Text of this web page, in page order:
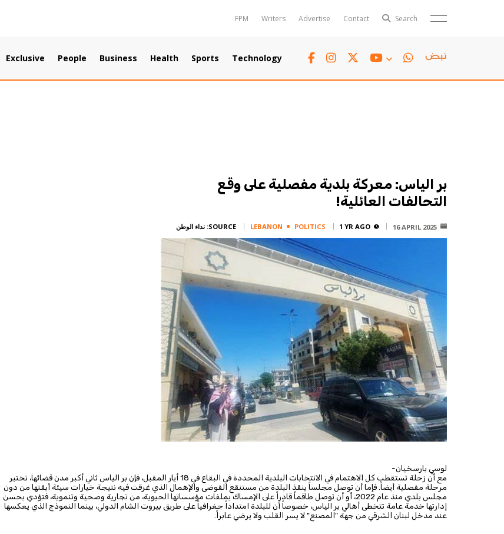
FPM Writers Advertise Contact Search
Polls
Exclusive People Business Health Sports Technology
TTV
بر الياس: معركة بلدية مفصلية على وقع
التحالفات العائلية!
16 APRIL 2025
1 YR AGO
LEBANON POLITICS
SOURCE: نداء الوطن
لوسي بارسخيان-
مع أن زحلة تستقطب كل الاهتمام في الانتخابات البلدية المحددة في البقاع في 18 أيار المقبل، فإن بر الياس ثاني أكبر مدن قضائها، تختبر
مرحلة مفصلية أيضاً. فإما أن توصل مجلساً ينقذ البلدة من مستنقع الفوضى والإهمال الذي غرقت فيه نتيجة خيارات سيئة أبقتها من دون
مجلس بلدي منذ عام 2022، أو أن توصل طاقماً قادراً على الإمساك بملفات مؤسساتها الحيوية، من تجارية وصحية وتنموية، فتؤدي بحسن
إدارتها خدمة عامة تتخطى أهالي بر الياس، خصوصاً أن للبلدة امتداداً جغرافياً على طريق بيروت الشام الدولي، بينما النموذج الذي يعكسها
عند مدخل لبنان الشرقي من جهة "المصنع" لا يسر القلب ولا يرضي عابراً.